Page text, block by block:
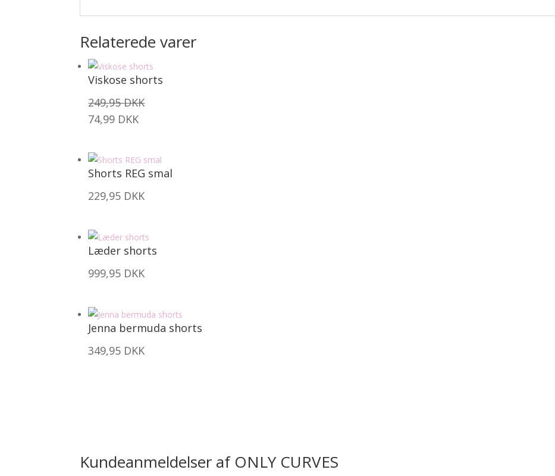
Relaterede varer
Viskose shorts
249,95DKK
74,99 DKK
Shorts REG smal
229,95 DKK
Læder shorts
999,95 DKK
Jenna bermuda shorts
349,95 DKK
Kundeanmeldelser af ONLY CURVES